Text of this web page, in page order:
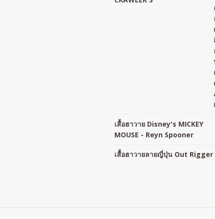
เสื้อฮาวาย Disney's MICKEY
MOUSE - Reyn Spooner
เสื้อฮาวายลายญี่ปุ่น Out Rigger